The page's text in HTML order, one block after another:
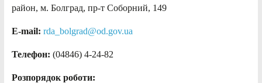
район, м. Болград, пр-т Соборний, 149
E-mail: rda_bolgrad@od.gov.ua
Телефон: (04846) 4-24-82
Розпорядок роботи: